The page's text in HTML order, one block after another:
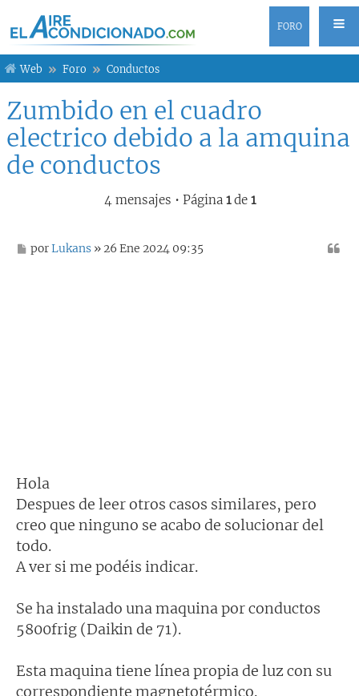
FORO
Web Foro Conductos
Zumbido en el cuadro
electrico debido a la amquina
de conductos
4 mensajes • Página 1de 1
M
porLukans » 26 Ene 2024 09:35
Hola
Despues de leer otros casos similares, pero
creo que ninguno se acabo de solucionar del
todo.
A ver si me podéis indicar.
Se ha instalado una maquina por conductos
5800frig (Daikin de 71).
Esta maquina tiene línea propia de luz con su
correspondiente magnetotérmico.